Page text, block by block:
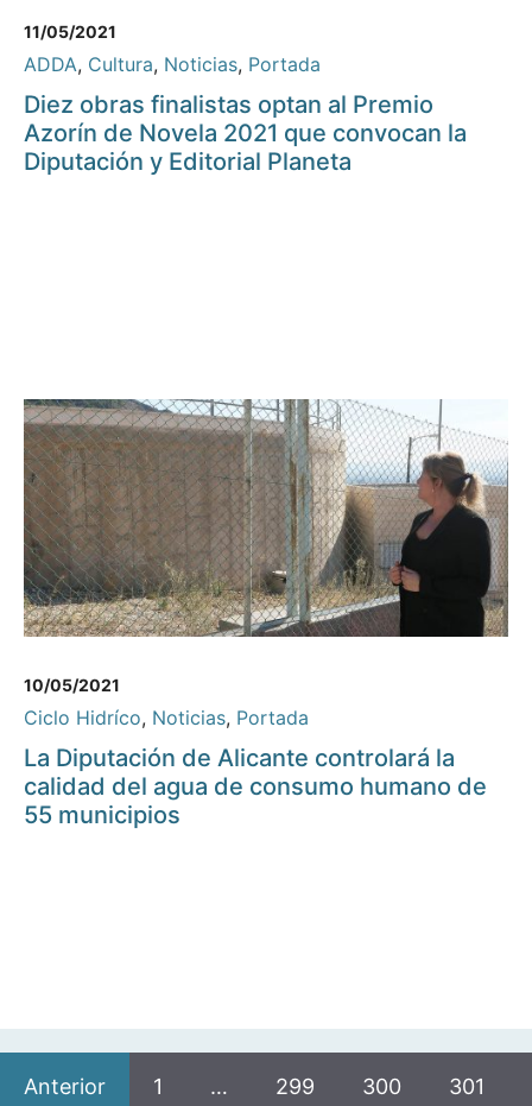
11/05/2021
ADDA, Cultura, Noticias, Portada
Diez obras finalistas optan al Premio
Azorín de Novela 2021 que convocan la
Diputación y Editorial Planeta
10/05/2021
Ciclo Hidríco, Noticias, Portada
La Diputación de Alicante controlará la
calidad del agua de consumo humano de
55 municipios
Anterior 1 … 299 300 301